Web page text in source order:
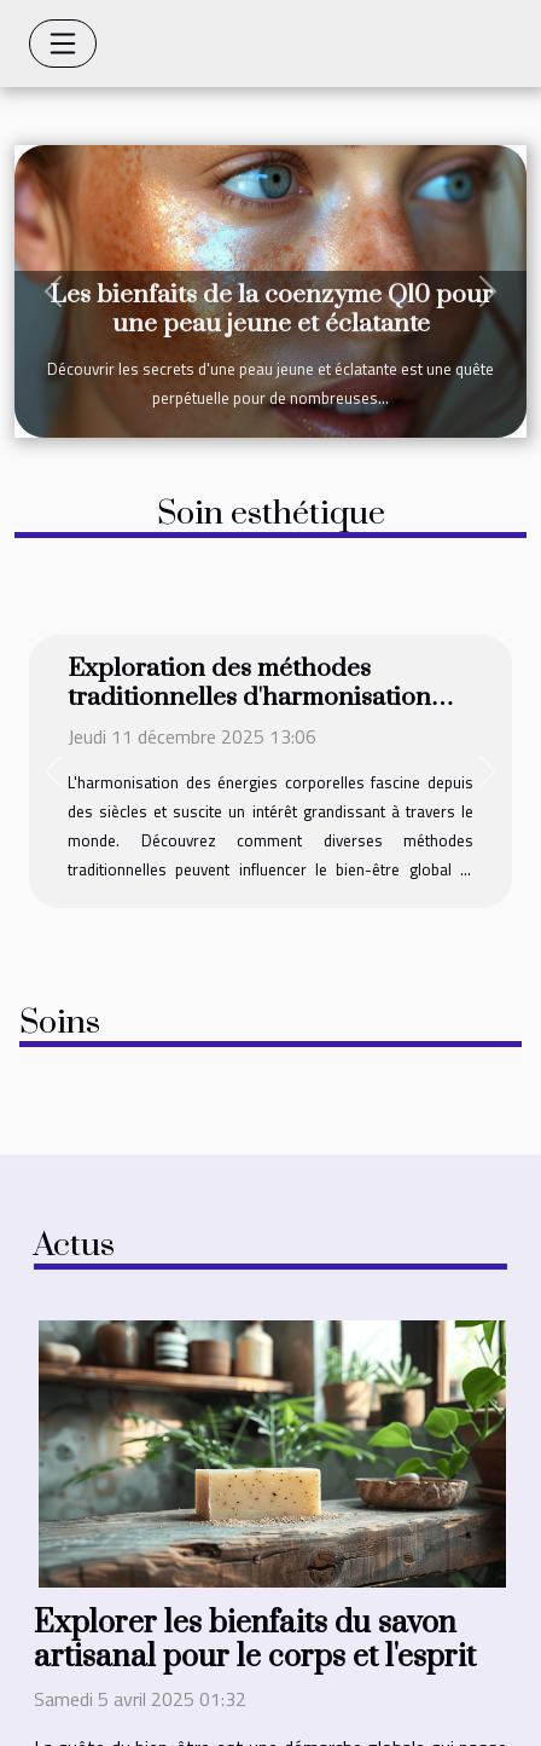
Les bienfaits de la coenzyme Q10 pour
une peau jeune et éclatante
Découvrir les secrets d'une peau jeune et éclatante est une quête
perpétuelle pour de nombreuses...
Previous Next
Soin esthétique
Exploration des méthodes
traditionnelles d'harmonisation
des énergies corporelles
Jeudi 11 décembre 2025 13:06
L'harmonisation des énergies corporelles fascine depuis
des siècles et suscite un intérêt grandissant à travers le
monde. Découvrez comment diverses méthodes
traditionnelles peuvent influencer le bien-être global et
pour enrichir votre compréhension et, peut-être,
transformer votre quotidien. Comprendre le concept
Previous
Soins
Actus
Explorer les bienfaits du savon
artisanal pour le corps et l'esprit
Samedi 5 avril 2025 01:32